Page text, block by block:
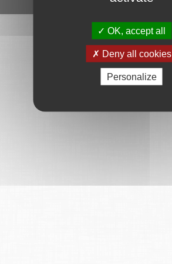
OK, accept all
Deny all cookies
Personalize